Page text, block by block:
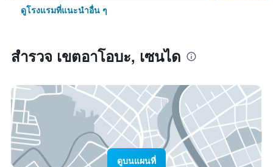
ดูโรงแรมที่แนะนำอื่น ๆ
สำรวจ เขตอาโอบะ, เซนได
ดูบนแผนที่